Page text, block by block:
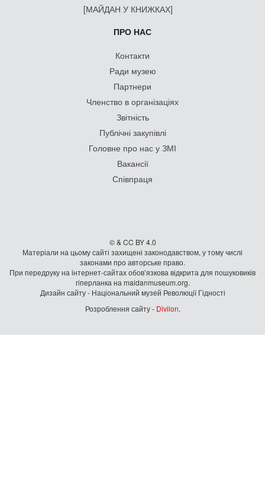
[МАЙДАН У КНИЖКАХ]
ПРО НАС
Контакти
Ради музею
Партнери
Членство в організаціях
Звітність
Публічні закупівлі
Головне про нас у ЗМІ
Вакансії
Співпраця
© & CC BY 4.0
Матеріали на цьому сайті захищені законодавством, у тому числі
законами про авторське право.
При передруку на iнтернет-сайтах обов’язкова відкрита для пошуковиків
гiперланка на maidanmuseum.org.
Дизайн сайту - Національний музей Революції Гідності
Розроблення сайту - Divilon.